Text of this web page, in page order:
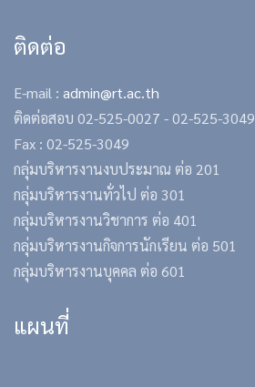
ติดต่อ
E-mail : admin@rt.ac.th
ติดต่อสอบ 02-525-0027 -02-525-3049
Fax : 02-525-3049
กลุ่มบริหารงานงบประมาณ ต่อ 201
กลุ่มบริหารงานทั่วไป ต่อ 301
กลุ่มบริหารงานวิชาการ ต่อ 401
กลุ่มบริหารงานกิจการนักเรียน ต่อ 501
กลุ่มบริหารงานบุคคล ต่อ 601
แผนที่